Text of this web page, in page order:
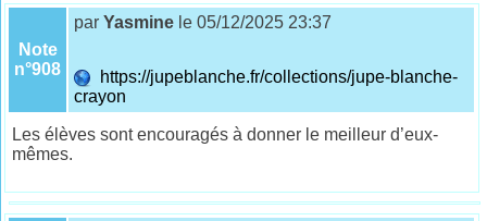
Note
n°908
parYasmine le 05/12/2025 23:37
https://jupeblanche.fr/collections/jupe-blanche-
crayon
Les élèves sont encouragés à donner le meilleur d’eux-
mêmes.